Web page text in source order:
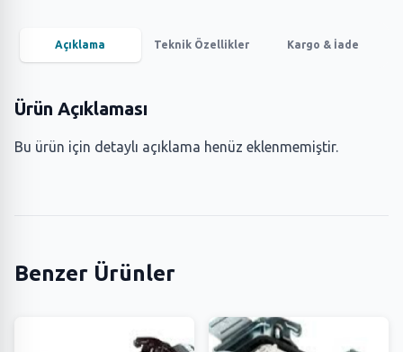
Açıklama Teknik Özellikler Kargo & İade
Ürün Açıklaması
Bu ürün için detaylı açıklama henüz eklenmemiştir.
Benzer Ürünler